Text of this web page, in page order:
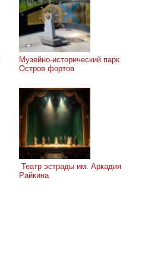
Музейно-исторический парк
Остров фортов
Райкина